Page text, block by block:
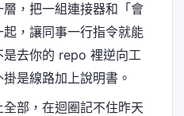
，把一組連接器和「會
，讓同事一行指令就能
去你的 repo 裡逆向工
是線路加上說明書。
全部，在迴圈記不住昨天